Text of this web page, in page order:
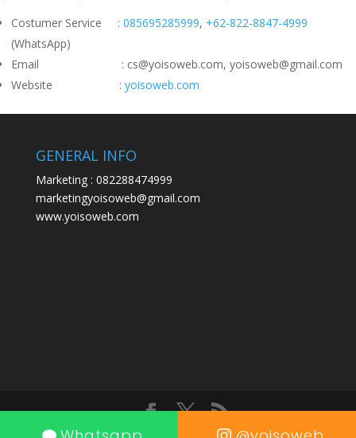
Costumer Service : 085695285999, +62-822-8847-4999
(WhatsApp)
Email : cs@yoisoweb.com, yoisoweb@gmail.com
Website : yoisoweb.com
GENERAL INFO
Marketing : 082288474999
marketingyoisoweb@gmail.com
www.yoisoweb.com